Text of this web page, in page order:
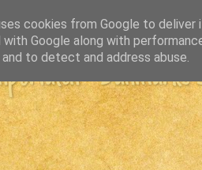
- Danmarks
cookies from Google to deliver
with Google along with
to detect and address abuse.